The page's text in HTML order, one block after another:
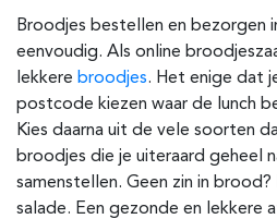
Broodjes bestellen en bezorgen
eenvoudig. Als online
lekkere broodjes. Het enige dat
postcode kiezen waar de lunch
Kies daarna uit de vele soorten
broodjes die je uiteraard geheel
samenstellen. Geen zin in brood?
salade. Een gezonde en lekkere